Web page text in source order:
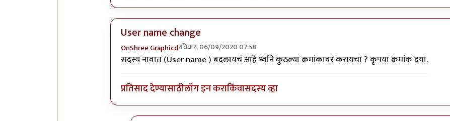
User name change
OnShree Graphicdरविवार, 06/09/2020 07:58
In reply toनीलकांत या आयडी ला व्यनि कराbyअद्द्या
सदस्य नावात (User name ) बदलायचं आहे ध्वनि कुठल्या क्रमांकावर करायचा ? कृपया क्रमांक दया.
प्रतिसाद देण्यासाठीलॉग इन कराकिंवासदस्य व्हा